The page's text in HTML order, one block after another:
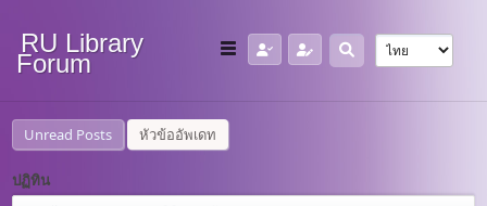
RU Library
Forum
Unread Posts หัวข้ออัพเดท
ปฏิทิน